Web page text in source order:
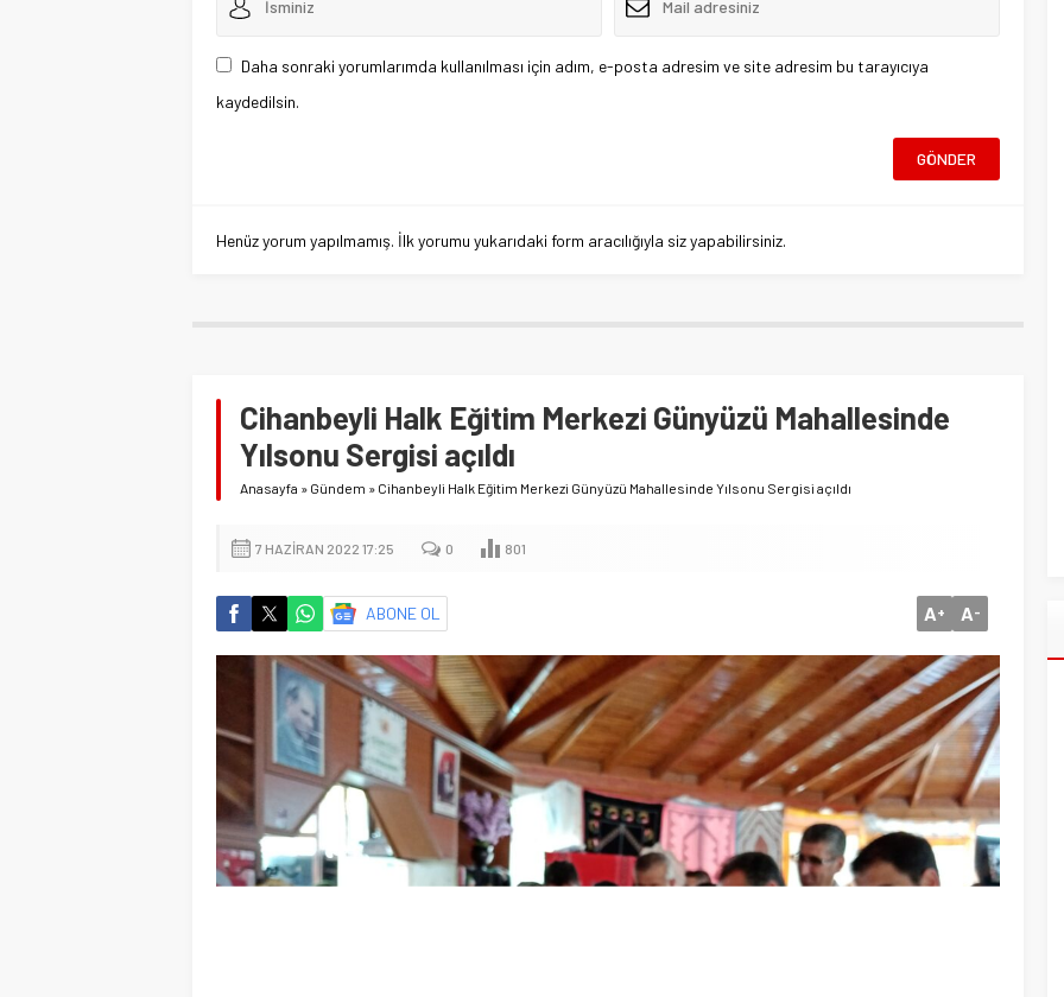
Daha sonraki yorumlarımda kullanılması için adım, e-posta adresim ve site adresim bu tarayıcıya
kaydedilsin.
Henüz yorum yapılmamış. İlk yorumu yukarıdaki form aracılığıyla siz yapabilirsiniz.
Cihanbeyli Halk Eğitim Merkezi Günyüzü Mahallesinde
Yılsonu Sergisi açıldı
Anasayfa » Gündem » Cihanbeyli Halk Eğitim Merkezi Günyüzü Mahallesinde Yılsonu Sergisi açıldı
7 HAZIRAN 2022 17:25 0 801
ABONE OL A+ A-